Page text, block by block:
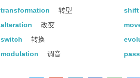
transformation
转型
alteration
改变
switch
转换
modulation
调音